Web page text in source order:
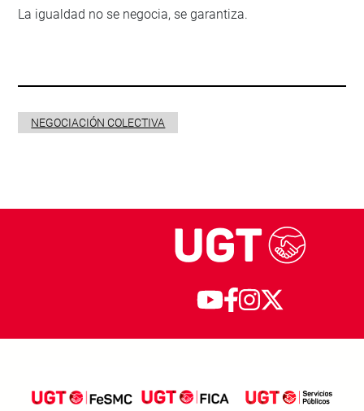
La igualdad no se negocia, se garantiza.
NEGOCIACIÓN COLECTIVA